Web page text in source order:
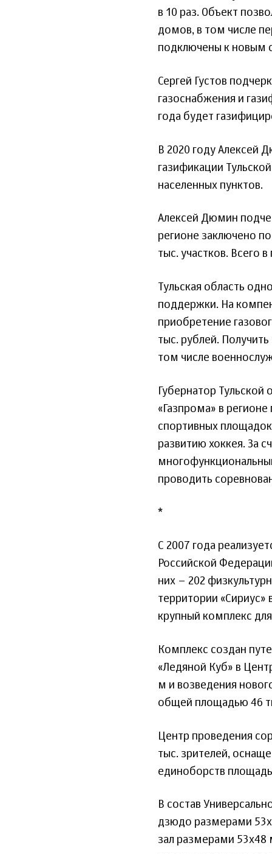
в 10 раз. Объект
домов, в том числе
подключены к новым
Сергей Густов
газоснабжения и
года будет
В 2020 году Алексей
газификации
населенных пунктов.
Алексей Дюмин
регионе заключено
тыс. участков. Всего
Тульская область
поддержки. На
приобретение
тыс. рублей.
том числе
Губернатор
«Газпрома» в
спортивных
развитию хоккея. За
проводить
*
С 2007 года
Российской
них – 202
территории
крупный комплекс
Комплекс создан
«Ледяной Куб» в
м и возведения
общей площадью 46
Центр проведения
тыс. зрителей,
единоборств
В состав
дзюдо размерами
зал размерами